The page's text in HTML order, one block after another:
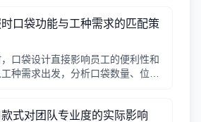
口袋功能与工种需求的匹配策
口袋设计直接影响员工的便利性和
种需求出发，分析口袋数量、位
式对团队专业度的实际影响